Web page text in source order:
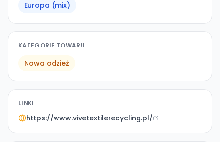
Europa (mix)
KATEGORIE TOWARU
Nowa odzież
LINKI
https://www.vivetextilerecycling.pl/